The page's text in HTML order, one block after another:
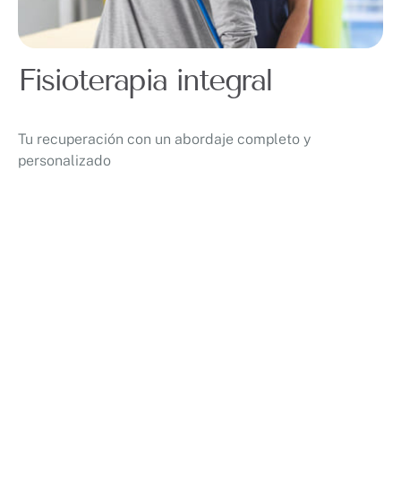
Fisioterapia integral
Tu recuperación con un abordaje completo y
personalizado